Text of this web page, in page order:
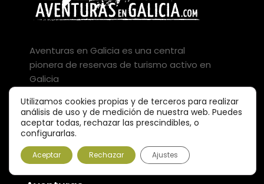
Aventuras en Galicia es una central
pionera de reservas de turismo activo en
Galicia
info@aventurasengalicia.com
Tel: +34 981 56 17 85
Movil: +34 639 39 07 54
Utilizamos cookies propias y de terceros para realizar
análisis de uso y de medición de nuestra web. Puedes
aceptar todas, rechazar las prescindibles, o
configurarlas.
Aceptar Rechazar Ajustes